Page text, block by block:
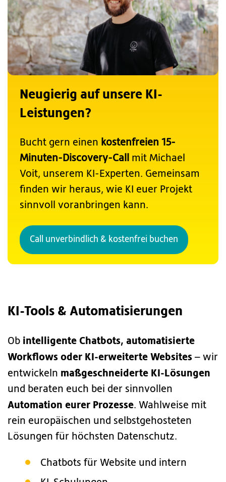
Neugierig auf unsere KI-
Leistungen?
Bucht gern einen kostenfreien 15-
Minuten-Discovery-Call
mit Michael
Voit, unserem KI-Experten. Gemeinsam
finden wir heraus, wie KI euer Projekt
sinnvoll voranbringen kann.
Call unverbindlich & kostenfrei buchen
KI-Tools & Automatisierungen
Ob intelligente Chatbots, automatisierte
Workflows oder KI-erweiterte Websites – wir
entwickeln maßgeschneiderte KI-Lösungen
und beraten euch bei der sinnvollen
Automation eurer Prozesse. Wahlweise mit
rein europäischen und selbstgehosteten
Lösungen für höchsten Datenschutz.
Chatbots für Website und intern